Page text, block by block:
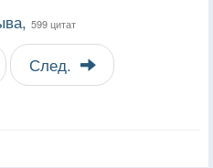
599 цитат
След.